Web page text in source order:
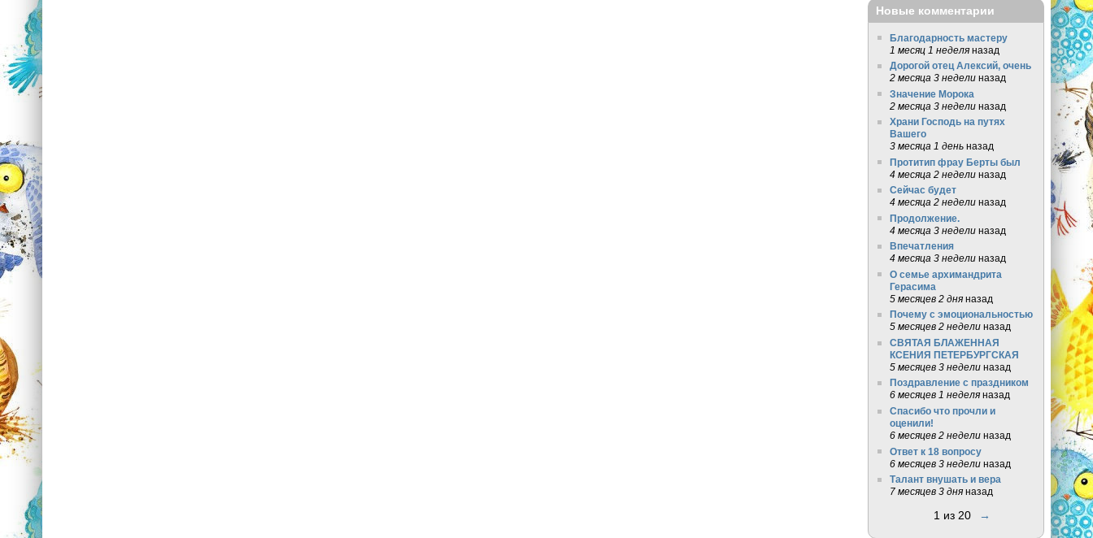
Новые комментарии
Благодарность мастеру
1 месяц 1 неделяназад
Дорогой отец Алексий, очень
2 месяца 3 неделиназад
Значение Морока
2 месяца 3 неделиназад
Храни Господь на путях
Вашего
3 месяца 1 деньназад
Протитип фрау Берты был
4 месяца 2 неделиназад
Сейчас будет
4 месяца 2 неделиназад
Продолжение.
4 месяца 3 неделиназад
Впечатления
4 месяца 3 неделиназад
О семье архимандрита
Герасима
5 месяцев 2 дняназад
Почему с эмоциональностью
5 месяцев 2 неделиназад
СВЯТАЯ БЛАЖЕННАЯ
КСЕНИЯ ПЕТЕРБУРГСКАЯ
5 месяцев 3 неделиназад
Поздравление с праздником
6 месяцев 1 неделяназад
Спасибо что прочли и
оценили!
6 месяцев 2 неделиназад
Ответ к 18 вопросу
6 месяцев 3 неделиназад
Талант внушать и вера
7 месяцев 3 дняназад
1 из 20 →